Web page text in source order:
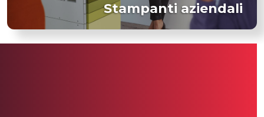
Stampanti aziendali